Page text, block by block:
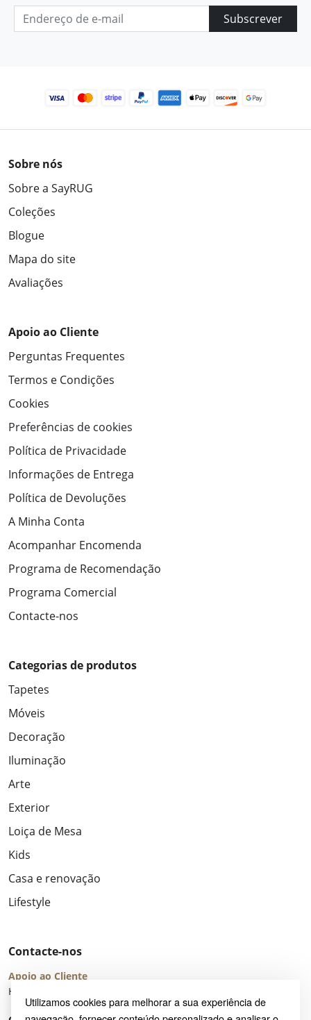
Utilizamos cookies para melhorar a sua experiência de
Subscrever
Sobre nós
Sobre a SayRUG
Coleções
Blogue
Mapa do site
Avaliações
Apoio ao Cliente
Perguntas Frequentes
Termos e Condições
Cookies
Preferências de cookies
Política de Privacidade
Informações de Entrega
Política de Devoluções
A Minha Conta
Acompanhar Encomenda
Programa de Recomendação
Programa Comercial
Contacte-nos
Categorias de produtos
Tapetes
Móveis
Decoração
Iluminação
Arte
Exterior
Loiça de Mesa
Kids
Casa e renovação
Lifestyle
Contacte-nos
Apoio ao Cliente
Horário de Atendimento: seg – sex 8:00 – 16:00 (UTC+2)